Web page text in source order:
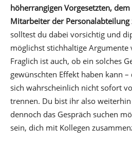
höherrangigen Vorgesetzten, dem
Mitarbeiter der Personalabteilung
solltest du dabei vorsichtig und
möglichst stichhaltige
Fraglich ist auch, ob ein solches
gewünschten Effekt haben kann
sich wahrscheinlich nicht sofort
trennen. Du bist ihr also weiterhin
dennoch das Gespräch suchen
sein, dich mit Kollegen